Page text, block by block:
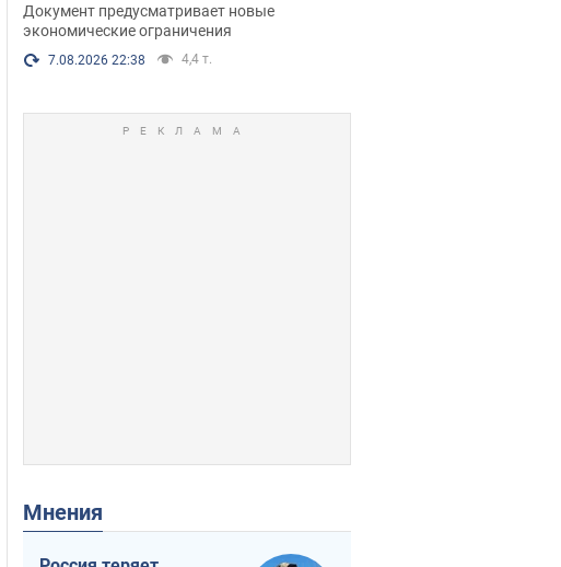
Документ предусматривает новые
экономические ограничения
7.08.2026 22:38 4,4 т.
Мнения